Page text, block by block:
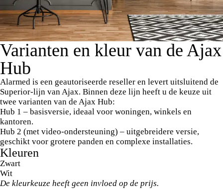
Varianten en kleur van de Ajax
Hub
Alarmed is een geautoriseerde reseller en levert uitsluitend de
Superior-lijn van Ajax. Binnen deze lijn heeft u de keuze uit
twee varianten van de Ajax Hub:
Hub 1 – basisversie, ideaal voor woningen, winkels en
kantoren.
Hub 2 (met video-ondersteuning) – uitgebreidere versie,
geschikt voor grotere panden en complexe installaties.
Kleuren
Zwart
Wit
De kleurkeuze heeft geen invloed op de prijs.